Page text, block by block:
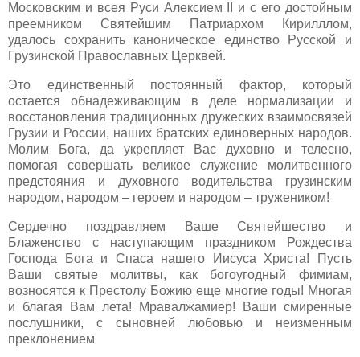
Московским и всея Руси Алексием II и с его достойным
преемником Святейшим Патриархом Кирилллом,
удалось сохранить каноническое единство Русской и
Грузинской Православных Церквей.
Это единственный постоянный фактор, который
остается обнадеживающим в деле нормализации и
восстановления традиционных дружеских взаимосвязей
Грузии и России, наших братских единоверных народов.
Молим Бога, да укрепляет Вас духовно и телесно,
помогая совершать великое служение молитвенного
предстояния и духовного водительства грузинским
народом, народом – героем и народом – тружеником!
Сердечно поздравляем Ваше Святейшество и
Блаженство с наступающим праздником Рождества
Господа Бога и Спаса нашего Иисуса Христа! Пусть
Ваши святые молитвы, как богоугодный фимиам,
возносятся к Престолу Божию еще многие годы! Многая
и благая Вам лета! Мравалжамиер! Ваши смиренные
послушники, с сыновней любовью и неизменным
преклонением